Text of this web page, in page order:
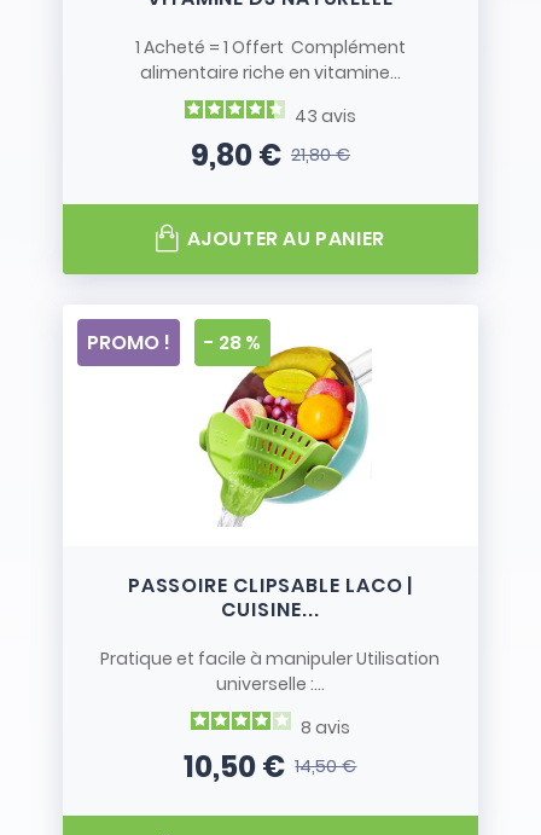
1 Acheté = 1 Offert Complément
alimentaire riche en vitamine...
43 avis
Prix
9,80 €Prix de base
21,80 €
AJOUTER AU PANIER
PASSOIRE CLIPSABLE LACO |
CUISINE...
Pratique et facile à manipuler Utilisation
universelle :...
8 avis
Prix
10,50 €Prix de base
14,50 €
PROMO ! - 28 %